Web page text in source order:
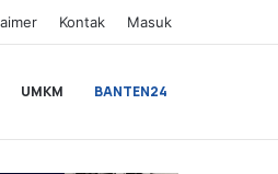
Kontak Masuk
UMKM BANTEN24